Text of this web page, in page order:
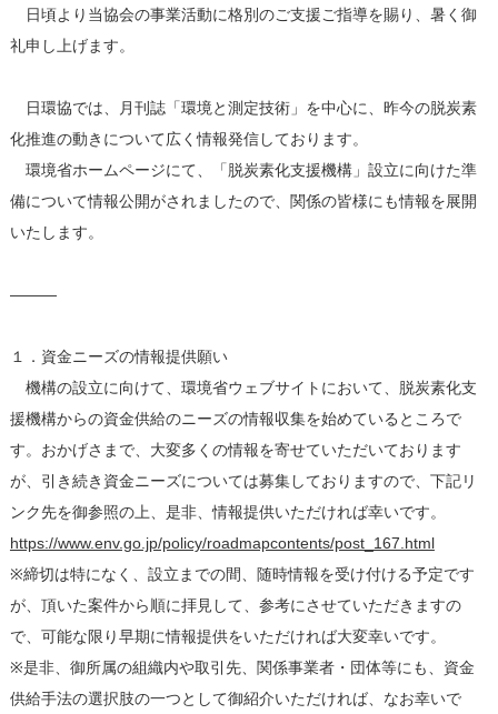
日頃より当協会の事業活動に格別のご支援ご指導を賜り、暑く御
礼申し上げます。
日環協では、月刊誌「環境と測定技術」を中心に、昨今の脱炭素
化推進の動きについて広く情報発信しております。
環境省ホームページにて、「脱炭素化支援機構」設立に向けた準
備について情報公開がされましたので、関係の皆様にも情報を展開
いたします。
―――
１．資金ニーズの情報提供願い
機構の設立に向けて、環境省ウェブサイトにおいて、脱炭素化支
援機構からの資金供給のニーズの情報収集を始めているところで
す。おかげさまで、大変多くの情報を寄せていただいております
が、引き続き資金ニーズについては募集しておりますので、下記リ
ンク先を御参照の上、是非、情報提供いただければ幸いです。
https://www.env.go.jp/policy/roadmapcontents/post_167.html
※締切は特になく、設立までの間、随時情報を受け付ける予定です
が、頂いた案件から順に拝見して、参考にさせていただきますの
で、可能な限り早期に情報提供をいただければ大変幸いです。
※是非、御所属の組織内や取引先、関係事業者・団体等にも、資金
供給手法の選択肢の一つとして御紹介いただければ、なお幸いで